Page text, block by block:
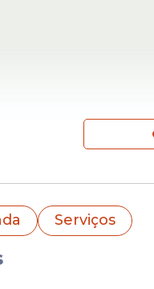
cedo com o
percorrem a
Serviços